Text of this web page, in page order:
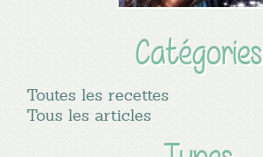
Catégories
Toutes les recettes
Tous les articles